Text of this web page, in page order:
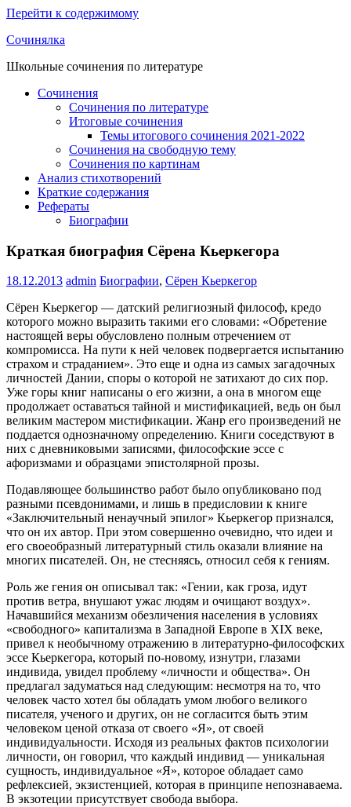
Перейти к содержимому
Сочинялка
Школьные сочинения по литературе
Сочинения
Сочинения по литературе
Итоговые сочинения
Темы итогового сочинения 2021-2022
Сочинения на свободную тему
Сочинения по картинам
Анализ стихотворений
Краткие содержания
Рефераты
Биографии
Краткая биография Сёрена Кьеркегора
18.12.2013 admin Биографии, Сёрен Кьеркегор
Сёрен Кьеркегор — датский религиозный философ, кредо
которого можно выразить такими его словами: «Обретение
настоящей веры обусловлено полным отречением от
компромисса. На пути к ней человек подвергается испытанию
страхом и страданием». Это еще и одна из самых загадочных
личностей Дании, споры о которой не затихают до сих пор.
Уже горы книг написаны о его жизни, а она в многом еще
продолжает оставаться тайной и мистификацией, ведь он был
великим мастером мистификации. Жанр его произведений не
поддается однозначному определению. Книги соседствуют в
них с дневниковыми записями, философские эссе с
афоризмами и образцами эпистолярной прозы.
Подавляющее большинство работ было опубликовано под
разными псевдонимами, и лишь в предисловии к книге
«Заключительный ненаучный эпилог» Кьеркегор признался,
что он их автор. При этом совершенно очевидно, что идеи и
его своеобразный литературный стиль оказали влияние на
многих писателей. Он, не стесняясь, относил себя к гениям.
Роль же гения он описывал так: «Гении, как гроза, идут
против ветра, внушают ужас людям и очищают воздух».
Начавшийся механизм обезличения населения в условиях
«свободного» капитализма в Западной Европе в XIX веке,
привел к необычному отражению в литературно-философских
эссе Кьеркегора, который по-новому, изнутри, глазами
индивида, увидел проблему «личности и общества». Он
предлагал задуматься над следующим: несмотря на то, что
человек часто хотел бы обладать умом любого великого
писателя, ученого и других, он не согласится быть этим
человеком ценой отказа от своего «Я», от своей
индивидуальности. Исходя из реальных фактов психологии
личности, он говорил, что каждый индивид — уникальная
сущность, индивидуальное «Я», которое обладает само
рефлексией, экзистенцией, которая в принципе непознаваема.
В экзотеции присутствует свобода выбора.